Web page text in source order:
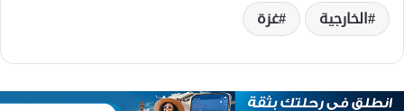
الخارجية غزة